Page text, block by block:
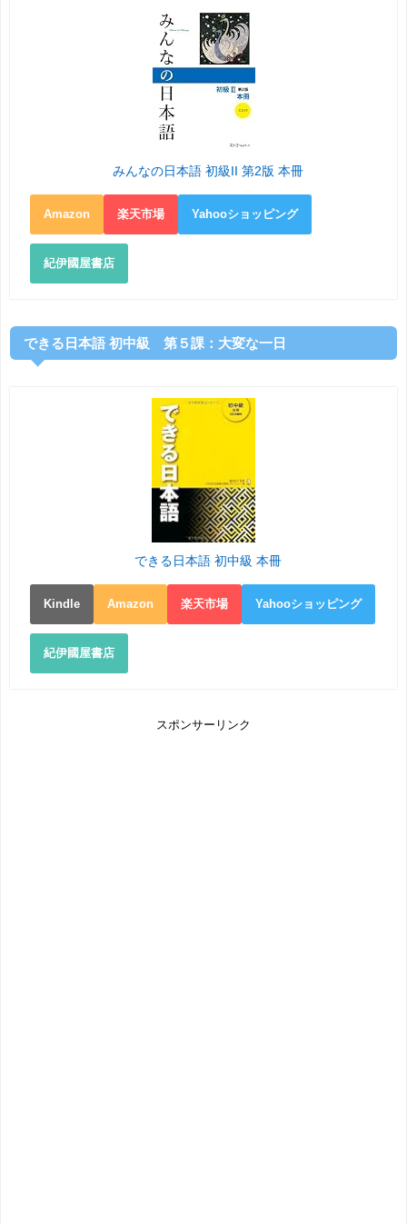
みんなの日本語 初級II 第2版 本冊
Amazon 楽天市場 Yahooショッピング
紀伊國屋書店
できる日本語 初中級 第５課：大変な一日
できる日本語 初中級 本冊
Kindle Amazon 楽天市場 Yahooショッピング
紀伊國屋書店
スポンサーリンク